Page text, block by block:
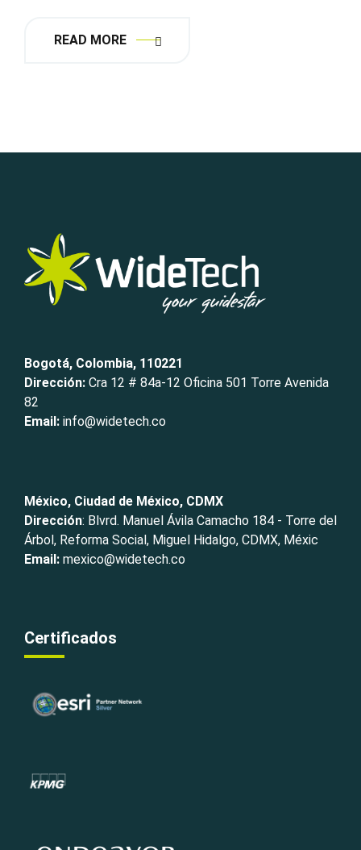
READ MORE
Bogotá, Colombia, 110221
Dirección: Cra 12 # 84a-12 Oficina 501 Torre Avenida
82
Email: info@widetech.co
México, Ciudad de México, CDMX
Dirección: Blvrd. Manuel Ávila Camacho 184 - Torre del
Árbol, Reforma Social, Miguel Hidalgo, CDMX, Méxic
Email: mexico@widetech.co
Certificados